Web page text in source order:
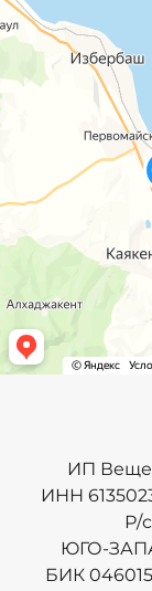
ИП
ИНН
Р/
ЮГО-
БИК